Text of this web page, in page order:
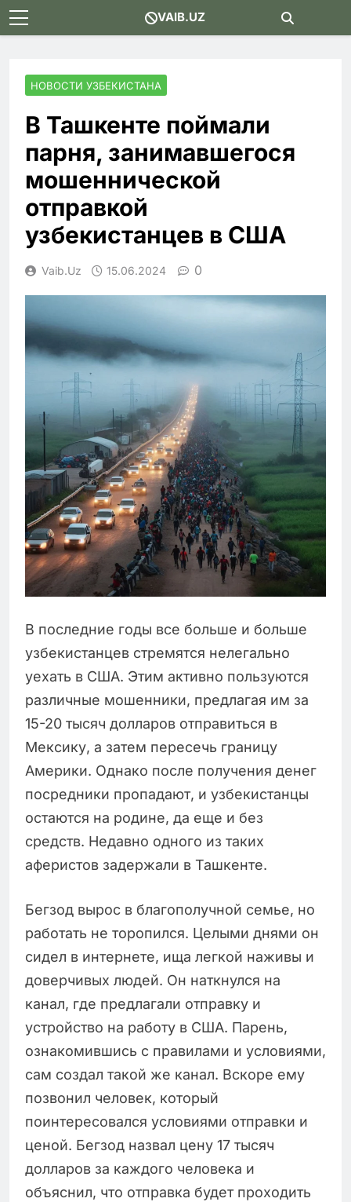
Skip
to
VAIB.UZ
НОВОСТИ УЗБЕКИСТАНА
В Ташкенте поймали
парня, занимавшегося
мошеннической
отправкой
узбекистанцев в США
Vaib.uz 15.06.2024 0
В последние годы все больше и больше
узбекистанцев стремятся нелегально
уехать в США. Этим активно пользуются
различные мошенники, предлагая им за
15-20 тысяч долларов отправиться в
Мексику, а затем пересечь границу
Америки. Однако после получения денег
посредники пропадают, и узбекистанцы
остаются на родине, да еще и без
средств. Недавно одного из таких
аферистов задержали в Ташкенте.
Бегзод вырос в благополучной семье, но
работать не торопился. Целыми днями он
сидел в интернете, ища легкой наживы и
доверчивых людей. Он наткнулся на
канал, где предлагали отправку и
устройство на работу в США. Парень,
ознакомившись с правилами и условиями,
сам создал такой же канал. Вскоре ему
позвонил человек, который
поинтересовался условиями отправки и
ценой. Бегзод назвал цену 17 тысяч
долларов за каждого человека и
объяснил, что отправка будет проходить